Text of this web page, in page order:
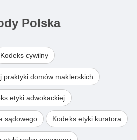
Polska
Kodeks cywilny
praktyki domów maklerskich
etyki adwokackiej
sądowego Kodeks etyki kuratora